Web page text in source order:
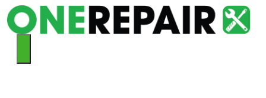
Hop
til
Menu